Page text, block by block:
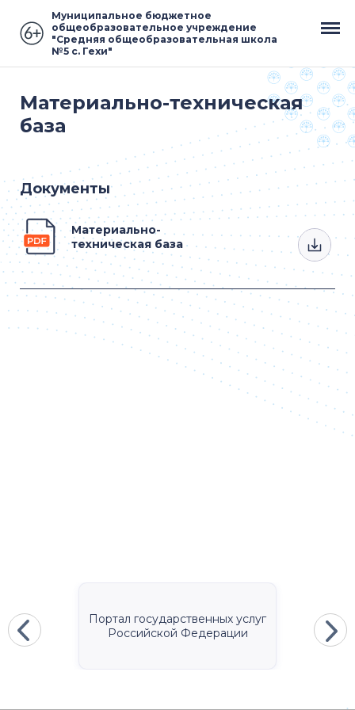
Муниципальное бюджетное
общеобразовательное учреждение
"Средняя общеобразовательная школа
№5 с. Гехи"
Материально-техническая
база
Документы
Материально-
техническая база
Портал государственных услуг
Российской Федерации